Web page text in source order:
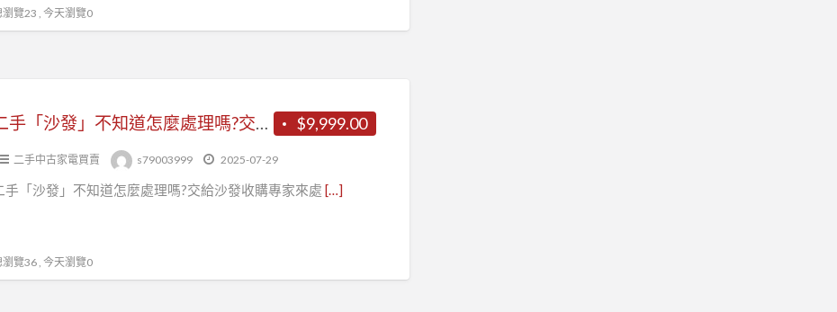
瀏覽23 , 今天瀏覽0
$9,999.00
二手「沙發」不知道怎麼處理嗎?交給沙發收購專家來處理0979003999
二手中古家電買賣 s79003999 2025-07-29
手「沙發」不知道怎麼處理嗎?交給沙發收購專家來處 […]
瀏覽36 , 今天瀏覽0